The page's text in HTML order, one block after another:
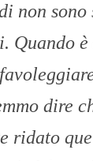
non sono
Quando
dire
ridato